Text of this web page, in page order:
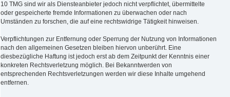
10 TMG sind wir als Diensteanbieter jedoch nicht verpflichtet, übermittelte
oder gespeicherte fremde Informationen zu überwachen oder nach
Umständen zu forschen, die auf eine rechtswidrige Tätigkeit hinweisen.
Verpflichtungen zur Entfernung oder Sperrung der Nutzung von Informationen
nach den allgemeinen Gesetzen bleiben hiervon unberührt. Eine
diesbezügliche Haftung ist jedoch erst ab dem Zeitpunkt der Kenntnis einer
konkreten Rechtsverletzung möglich. Bei Bekanntwerden von
entsprechenden Rechtsverletzungen werden wir diese Inhalte umgehend
entfernen.